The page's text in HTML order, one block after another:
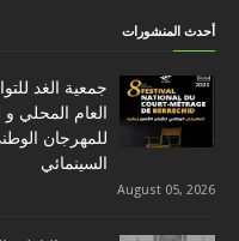
أحدث المنشورات
جمعية الغد
العام المحلي
للمهرجان
السينمائي
August 05, 2026